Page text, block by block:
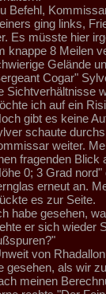
Befehl,
ging links,
Es müsste hier
knappe 8 Meilen
Gelände
Cogar"
Sichtverhältnisse
ich auf ein
gibt es keine
schaute
weiter.
fragenden Blick
0; 3 Grad
erneut an.
es zur Seite.
habe gesehen,
er sich wieder
von
gesehen, als wir
meinen